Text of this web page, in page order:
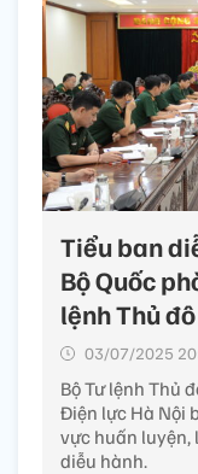
Tiểu ban
Bộ Quốc
lệnh Thủ
03/07/2025
Bộ Tư lệnh Thủ
Điện lực Hà Nội
vực huấn luyện,
diễu hành.